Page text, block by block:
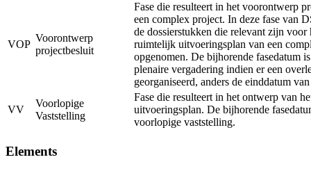
VOP
Voorontwerp
projectbesluit
Fase die resulteert in het voorontwerp
een complex project. In deze fase van
de dossierstukken die relevant zijn
ruimtelijk uitvoeringsplan van een
opgenomen. De bijhorende fasedatum
plenaire vergadering indien er een
georganiseerd, anders de einddatum
VV
Voorlopige
Vaststelling
Fase die resulteert in het ontwerp van
uitvoeringsplan. De bijhorende
voorlopige vaststelling.
Elements